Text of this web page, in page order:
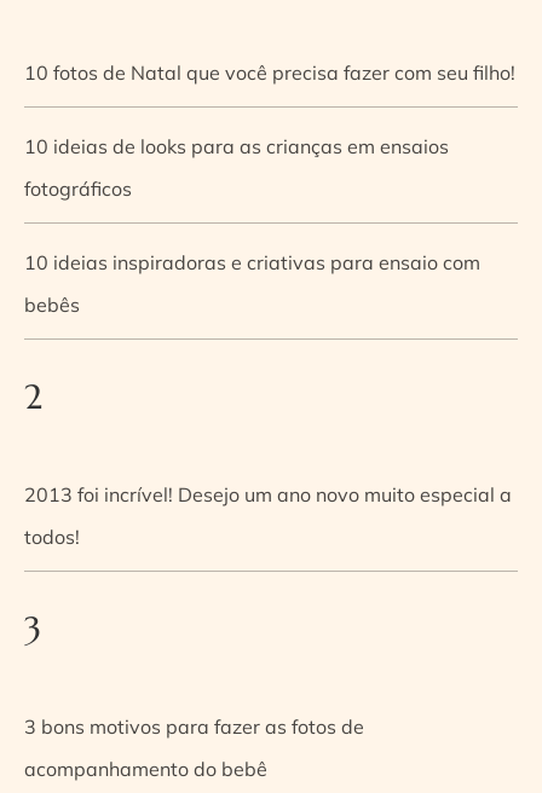
10 fotos de Natal que você precisa fazer com seu filho!
10 ideias de looks para as crianças em ensaios
fotográficos
10 ideias inspiradoras e criativas para ensaio com
bebês
2
2013 foi incrível! Desejo um ano novo muito especial a
todos!
3
3 bons motivos para fazer as fotos de
acompanhamento do bebê